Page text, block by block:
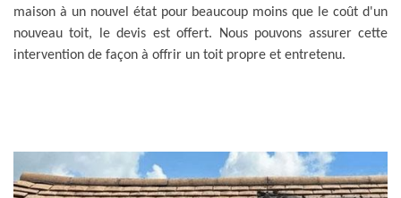
maison à un nouvel état pour beaucoup moins que le coût d'un
nouveau toit, le devis est offert. Nous pouvons assurer cette
intervention de façon à offrir un toit propre et entretenu.